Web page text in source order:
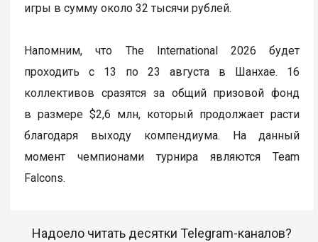
игры в сумму около 32 тысячи рублей.
Напомним, что The International 2026 будет
проходить с 13 по 23 августа в Шанхае. 16
коллективов сразятся за общий призовой фонд
в размере $2,6 млн, который продолжает расти
благодаря выходу компендиума. На данный
момент чемпионами турнира являются Team
Falcons.
Надоело читать десятки Telegram-каналов?